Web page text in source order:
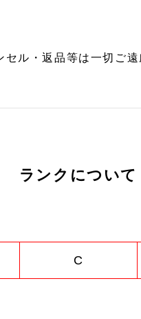
ル・返品等は一切ご
ランクについて
C